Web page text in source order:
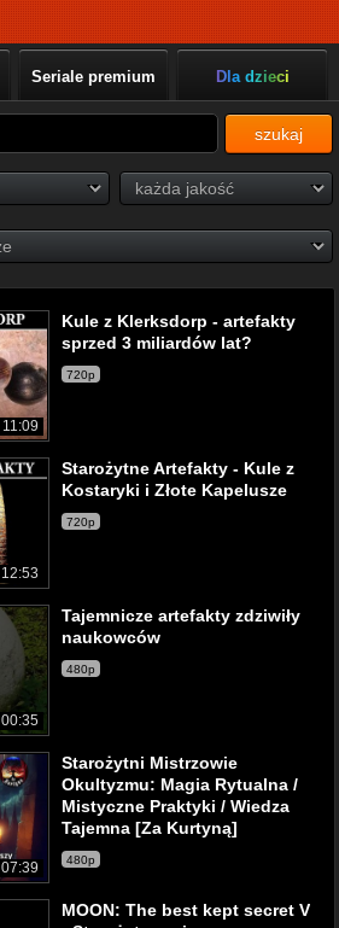
Seriale premium Dla dzieci
szukaj
11:09
Kule z Klerksdorp - artefakty
sprzed 3 miliardów lat?
720p
12:53
Starożytne Artefakty - Kule z
Kostaryki i Złote Kapelusze
720p
00:35
Tajemnicze artefakty zdziwiły
naukowców
480p
07:39
Starożytni Mistrzowie
Okultyzmu: Magia Rytualna /
Mistyczne Praktyki / Wiedza
Tajemna [Za Kurtyną]
480p
MOON: The best kept secret V